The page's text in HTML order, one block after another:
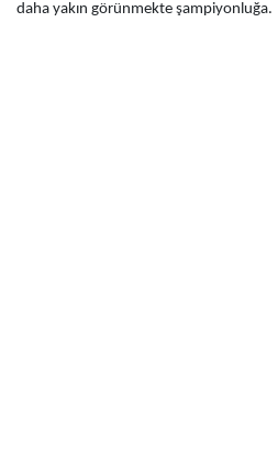
daha yakın görünmekte şampiyonluğa.